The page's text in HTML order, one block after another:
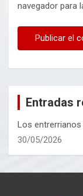
navegador para
Entradas
Los entrerrianos
30/05/2026